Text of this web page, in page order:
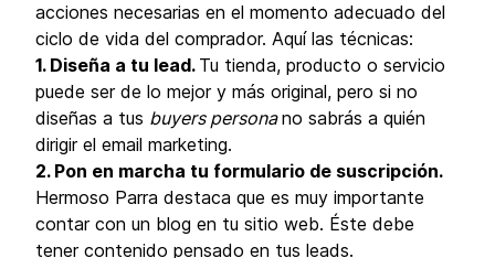
acciones necesarias en el momento adecuado del
ciclo de vida del comprador. Aquí las técnicas:
1. Diseña a tu lead. Tu tienda, producto o servicio
puede ser de lo mejor y más original, pero si no
diseñas a tus buyers personano sabrás a quién
dirigir el email marketing.
2. Pon en marcha tu formulario de suscripción.
Hermoso Parra destaca que es muy importante
contar con un blog en tu sitio web. Éste debe
tener contenido pensado en tus leads.